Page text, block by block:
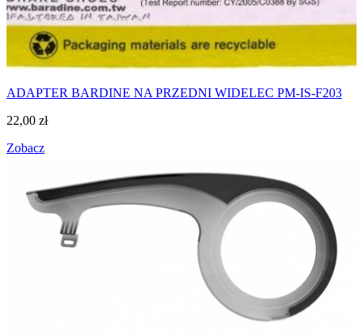
ADAPTER BARDINE NA PRZEDNI WIDELEC PM-IS-F203
22,00 zł
Zobacz